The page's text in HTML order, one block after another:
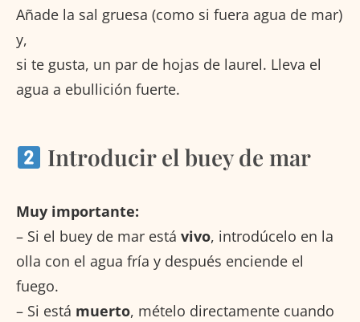
Añade la sal gruesa (como si fuera agua de mar)
y,
si te gusta, un par de hojas de laurel. Lleva el
agua a ebullición fuerte.
Introducir el buey de mar
Muy importante:
– Si el buey de mar está vivo, introdúcelo en la
olla con el agua fría y después enciende el
fuego.
– Si está muerto, mételo directamente cuando